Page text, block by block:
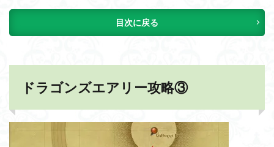
目次に戻る
ドラゴンズエアリー攻略③